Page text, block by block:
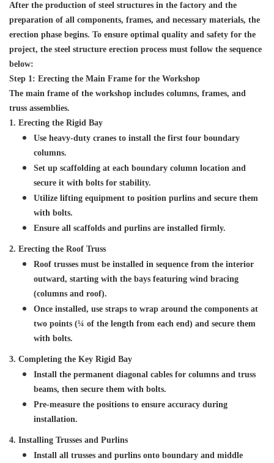
After the production of steel structures in the factory and the
preparation of all components, frames, and necessary materials, the
erection phase begins. To ensure optimal quality and safety for the
project, the steel structure erection process must follow the sequence
below:
Step 1: Erecting the Main Frame for the Workshop
The main frame of the workshop includes columns, frames, and
truss assemblies.
1. Erecting the Rigid Bay
Use heavy-duty cranes to install the first four boundary
columns.
Set up scaffolding at each boundary column location and
secure it with bolts for stability.
Utilize lifting equipment to position purlins and secure them
with bolts.
Ensure all scaffolds and purlins are installed firmly.
2. Erecting the Roof Truss
Roof trusses must be installed in sequence from the interior
outward, starting with the bays featuring wind bracing
(columns and roof).
Once installed, use straps to wrap around the components at
two points (¼ of the length from each end) and secure them
with bolts.
3. Completing the Key Rigid Bay
Install the permanent diagonal cables for columns and truss
beams, then secure them with bolts.
Pre-measure the positions to ensure accuracy during
installation.
4. Installing Trusses and Purlins
Install all trusses and purlins onto boundary and middle